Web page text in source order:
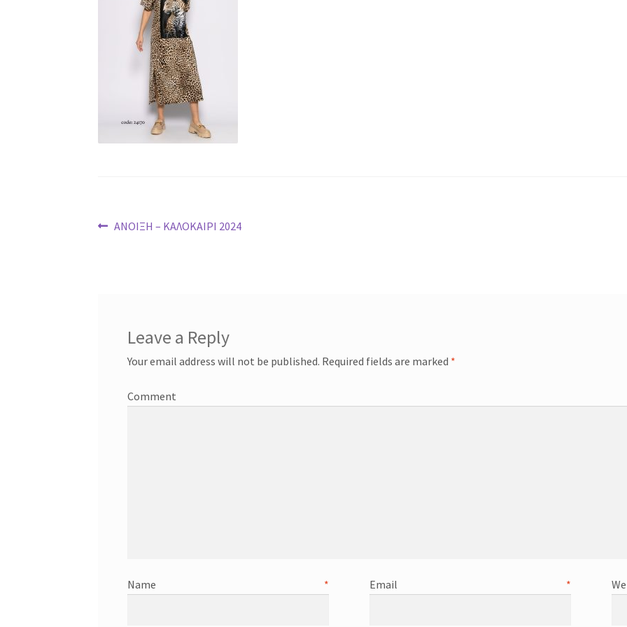
Post
Previous
ΑΝΟΙΞΗ – ΚΑΛΟΚΑΙΡΙ 2024
Leave a Reply
Your email address will not be published. Required fields are marked *
Name * Email *